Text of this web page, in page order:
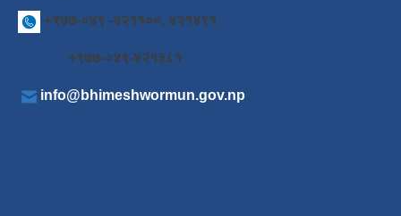
+९७७-०४९ -४२११००, ४२१४९१
+९७७-०४९-४२१३८१
info@bhimeshwormun.gov.np